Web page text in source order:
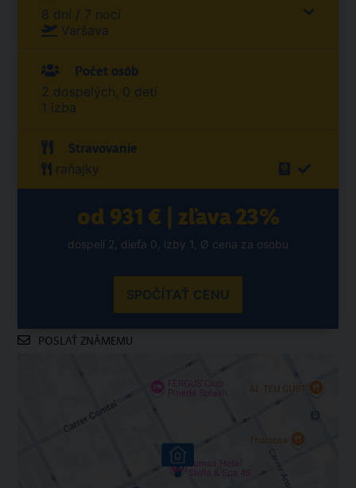
8 dní / 7 nocí
Varšava
Počet osôb
2 dospelých, 0 detí
1 izba
Stravovanie
raňajky
od 931 € | zľava 23%
dospelí 2, dieťa 0, izby 1, Ø cena za osobu
SPOČÍTAŤ CENU
POSLAŤ ZNÁMEMU